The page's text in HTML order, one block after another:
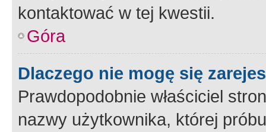
kontaktować w tej kwestii.
Góra
Dlaczego nie mogę się
Prawdopodobnie właściciel
nazwy użytkownika, której